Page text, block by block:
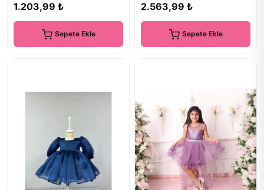
1.203,99 ₺
Sepete Ekle
2.563,99 ₺
Sepete Ekle